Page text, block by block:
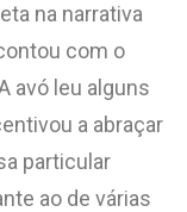
na narrativa
com o
avó leu alguns
a abraçar
particular
ao de várias